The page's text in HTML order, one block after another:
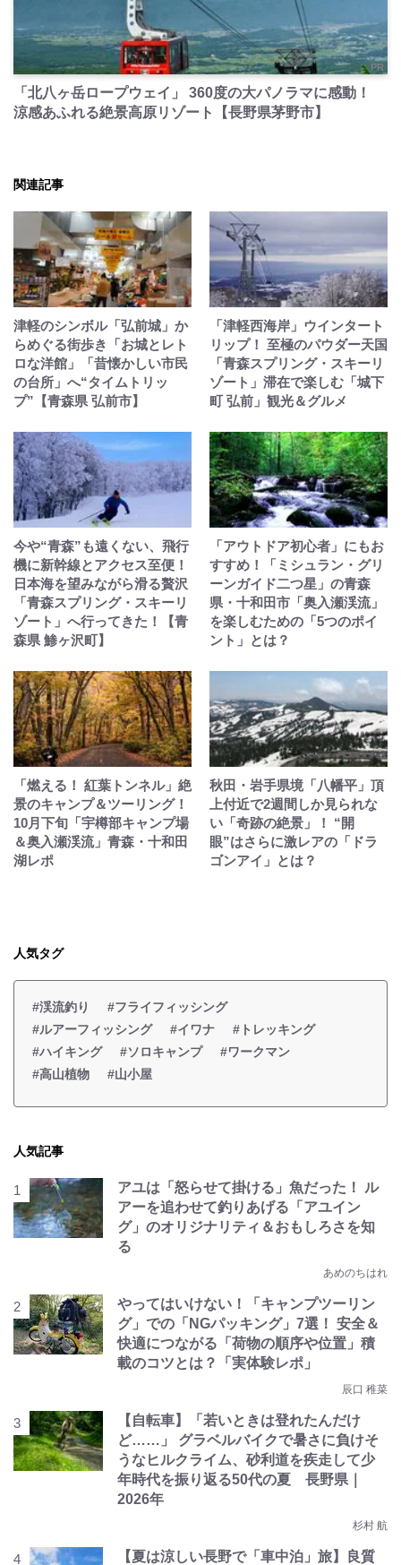
PR
「北八ヶ岳ロープウェイ」 360度の大パノラマに感動！
涼感あふれる絶景高原リゾート【長野県茅野市】
関連記事
津軽のシンボル「弘前城」か
らめぐる街歩き「お城とレト
ロな洋館」「昔懐かしい市民
の台所」へ“タイムトリッ
プ”【青森県 弘前市】
「津軽西海岸」ウインタート
リップ！ 至極のパウダー天国
「青森スプリング・スキーリ
ゾート」滞在で楽しむ「城下
町 弘前」観光＆グルメ
今や“青森”も遠くない、飛行
機に新幹線とアクセス至便！
日本海を望みながら滑る贅沢
「青森スプリング・スキーリ
ゾート」へ行ってきた！【青
森県 鯵ヶ沢町】
「アウトドア初心者」にもお
すすめ！「ミシュラン・グリ
ーンガイド二つ星」の青森
県・十和田市「奥入瀬渓流」
を楽しむための「5つのポイ
ント」とは？
「燃える！ 紅葉トンネル」絶
景のキャンプ＆ツーリング！
10月下旬「宇樽部キャンプ場
＆奥入瀬渓流」青森・十和田
湖レポ
秋田・岩手県境「八幡平」頂
上付近で2週間しか見られな
い「奇跡の絶景」！ “開
眼”はさらに激レアの「ドラ
ゴンアイ」とは？
人気タグ
#渓流釣り
#フライフィッシング
#ルアーフィッシング
#イワナ
#トレッキング
#ハイキング
#ソロキャンプ
#ワークマン
#高山植物
#山小屋
人気記事
アユは「怒らせて掛ける」魚だった！ ル
アーを追わせて釣りあげる「アユイン
グ」のオリジナリティ＆おもしろさを知
る
あめのちはれ
やってはいけない！「キャンプツーリン
グ」での「NGパッキング」7選！ 安全＆
快適につながる「荷物の順序や位置」積
載のコツとは？「実体験レポ」
辰口 稚菜
【自転車】「若いときは登れたんだけ
ど……」 グラベルバイクで暑さに負けそ
うなヒルクライム、砂利道を疾走して少
年時代を振り返る50代の夏 長野県｜
2026年
杉村 航
【夏は涼しい長野で「車中泊」旅】良質